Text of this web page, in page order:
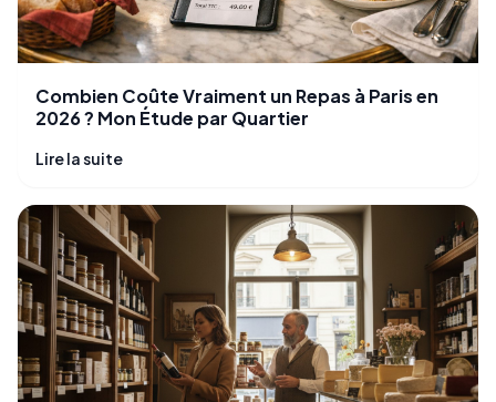
Combien Coûte Vraiment un Repas à Paris en
2026 ? Mon Étude par Quartier
Lire la suite